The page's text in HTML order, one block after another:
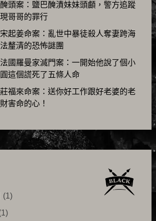
醃頭案：鹽巴醃漬妹妹頭顱，警方追蹤
哥哥的罪行
宋起姜命案：亂世中暴徒殺人奪妻跨海
釐清的恐怖謎團
法國羅曼家滅門案：一開始他說了個小
這個謊死了五條人命
莊福來命案：送你好工作跟好老婆的老
害命的心！
(1)